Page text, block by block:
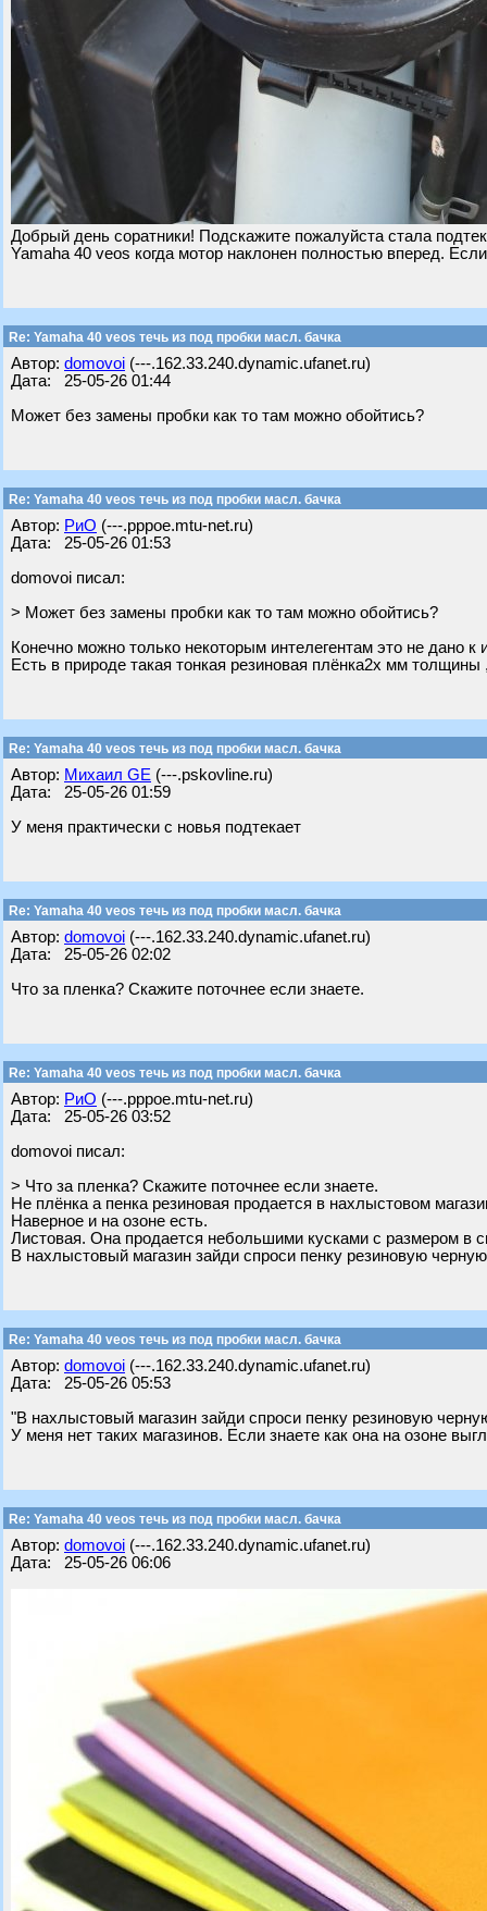
Добрый день соратники! Подскажите пожалуйста стала
Yamaha 40 veos когда мотор наклонен полностью вперед.
Re: Yamaha 40 veos течь из под пробки масл. бачка
Автор: domovoi (---.162.33.240.dynamic.ufanet.ru)
Дата: 25-05-26 01:44
Может без замены пробки как то там можно обойтись?
Re: Yamaha 40 veos течь из под пробки масл. бачка
Автор: РиО (---.pppoe.mtu-net.ru)
Дата: 25-05-26 01:53
domovoi писал:
> Может без замены пробки как то там можно обойтись?
Конечно можно только некоторым интелегентам это не дано
Есть в природе такая тонкая резиновая плёнка2х мм
Re: Yamaha 40 veos течь из под пробки масл. бачка
Автор: Михаил GE (---.pskovline.ru)
Дата: 25-05-26 01:59
У меня практически с новья подтекает
Re: Yamaha 40 veos течь из под пробки масл. бачка
Автор: domovoi (---.162.33.240.dynamic.ufanet.ru)
Дата: 25-05-26 02:02
Что за пленка? Скажите поточнее если знаете.
Re: Yamaha 40 veos течь из под пробки масл. бачка
Автор: РиО (---.pppoe.mtu-net.ru)
Дата: 25-05-26 03:52
domovoi писал:
> Что за пленка? Скажите поточнее если знаете.
Не плёнка а пенка резиновая продается в нахлыстовом
Наверное и на озоне есть.
Листовая. Она продается небольшими кусками с размером в
В нахлыстовый магазин зайди спроси пенку резиновую черную
Re: Yamaha 40 veos течь из под пробки масл. бачка
Автор: domovoi (---.162.33.240.dynamic.ufanet.ru)
Дата: 25-05-26 05:53
"В нахлыстовый магазин зайди спроси пенку резиновую
У меня нет таких магазинов. Если знаете как она на озоне
Re: Yamaha 40 veos течь из под пробки масл. бачка
Автор: domovoi (---.162.33.240.dynamic.ufanet.ru)
Дата: 25-05-26 06:06